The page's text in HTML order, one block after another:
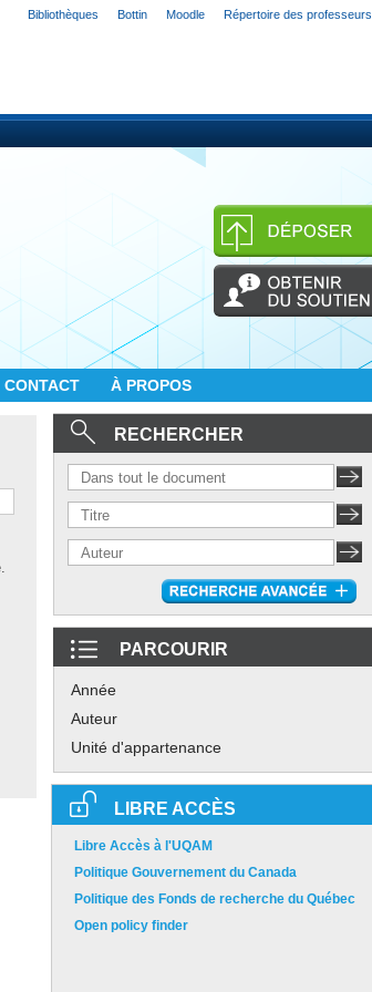
Bibliothèques Bottin Moodle Répertoire des professeurs
CONTACT À PROPOS
RECHERCHER
PARCOURIR
Année
Auteur
Unité d'appartenance
LIBRE ACCÈS
Libre Accès à l'UQAM
Politique Gouvernement du Canada
Politique des Fonds de recherche du Québec
Open policy finder